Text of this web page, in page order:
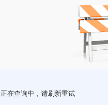
正在查询中，请刷新重试